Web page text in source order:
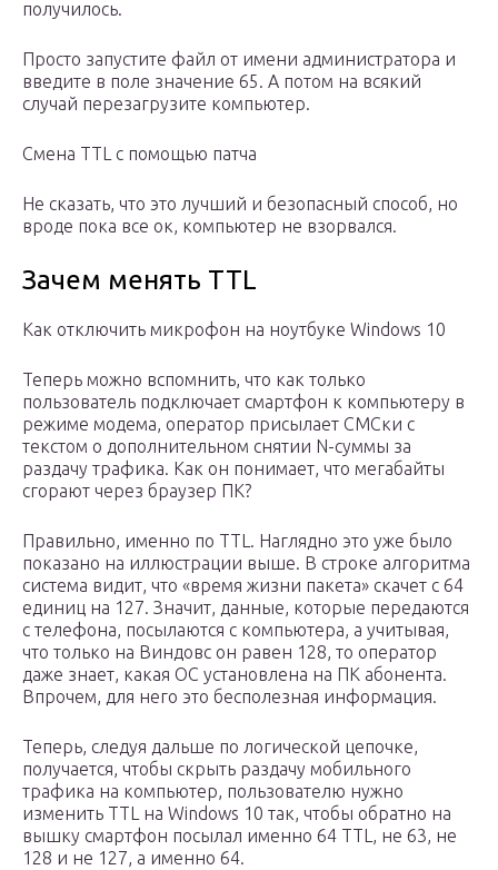
получилось.
Просто запустите файл от имени администратора и
введите в поле значение 65. А потом на всякий
случай перезагрузите компьютер.
Смена TTL с помощью патча
Не сказать, что это лучший и безопасный способ, но
вроде пока все ок, компьютер не взорвался.
Зачем менять TTL
Как отключить микрофон на ноутбуке Windows 10
Теперь можно вспомнить, что как только
пользователь подключает смартфон к компьютеру в
режиме модема, оператор присылает СМСки с
текстом о дополнительном снятии N-суммы за
раздачу трафика. Как он понимает, что мегабайты
сгорают через браузер ПК?
Правильно, именно по TTL. Наглядно это уже было
показано на иллюстрации выше. В строке алгоритма
система видит, что «время жизни пакета» скачет с 64
единиц на 127. Значит, данные, которые передаются
с телефона, посылаются с компьютера, а учитывая,
что только на Виндовс он равен 128, то оператор
даже знает, какая ОС установлена на ПК абонента.
Впрочем, для него это бесполезная информация.
Теперь, следуя дальше по логической цепочке,
получается, чтобы скрыть раздачу мобильного
трафика на компьютер, пользователю нужно
изменить TTL на Windows 10 так, чтобы обратно на
вышку смартфон посылал именно 64 TTL, не 63, не
128 и не 127, а именно 64.